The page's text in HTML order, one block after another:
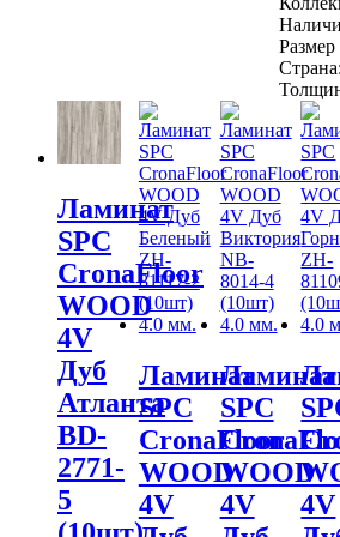
4.0
мм.
Размер
Страна:
Ламинат
SPC
CronaFloor
WOOD
4V
Дуб
Атланта
BD-
2771-
5
Ламинат
SPC
CronaFloor
WOOD
4V
Ламинат
SPC
WOOD
4V
4V